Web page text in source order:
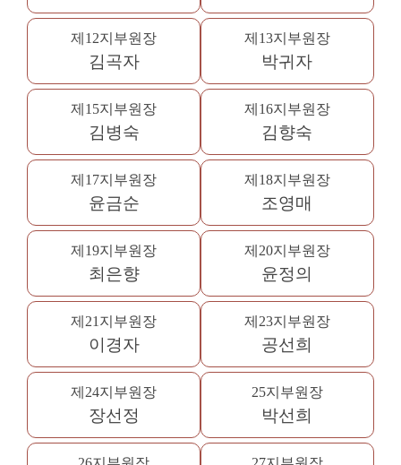
제12지부원장
김곡자
제13지부원장
박귀자
제15지부원장
김병숙
제16지부원장
김향숙
제17지부원장
윤금순
제18지부원장
조영매
제19지부원장
최은향
제20지부원장
윤정의
제21지부원장
이경자
제23지부원장
공선희
제24지부원장
장선정
25지부원장
박선희